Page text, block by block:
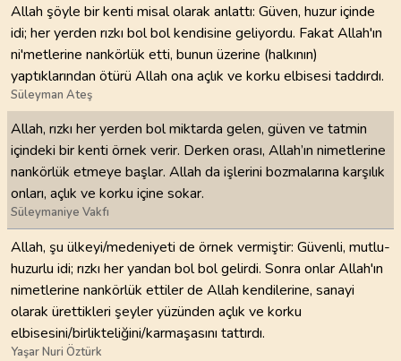
Allah şöyle bir kenti misal olarak anlattı: Güven, huzur içinde
idi; her yerden rızkı bol bol kendisine geliyordu. Fakat Allah'ın
ni'metlerine nankörlük etti, bunun üzerine (halkının)
yaptıklarından ötürü Allah ona açlık ve korku elbisesi taddırdı.
Süleyman Ateş
Allah, rızkı her yerden bol miktarda gelen, güven ve tatmin
içindeki bir kenti örnek verir. Derken orası, Allah’ın nimetlerine
nankörlük etmeye başlar. Allah da işlerini bozmalarına karşılık
onları, açlık ve korku içine sokar.
Süleymaniye Vakfı
Allah, şu ülkeyi/medeniyeti de örnek vermiştir: Güvenli, mutlu-
huzurlu idi; rızkı her yandan bol bol gelirdi. Sonra onlar Allah'ın
nimetlerine nankörlük ettiler de Allah kendilerine, sanayi
olarak ürettikleri şeyler yüzünden açlık ve korku
elbisesini/birlikteliğini/karmaşasını tattırdı.
Yaşar Nuri Öztürk